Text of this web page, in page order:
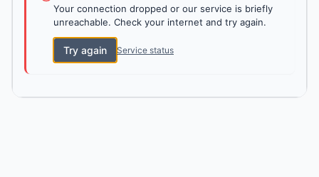
Your connection dropped or our service is briefly
unreachable. Check your internet and try again.
Try again Service status